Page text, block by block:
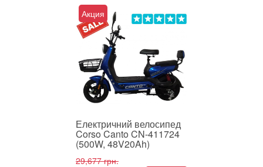
Порівняти
Електричний велосипед
Corso Canto – потужність і
комфорт у кожній поїздці
Corso Canto – ц...
Акция
Електричний велосипед
Corso Canto CN-411724
(500W, 48V20Ah)
29,677 грн.